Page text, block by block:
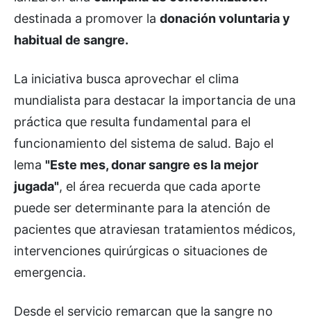
destinada a promover la donación voluntaria y
habitual de sangre.
La iniciativa busca aprovechar el clima
mundialista para destacar la importancia de una
práctica que resulta fundamental para el
funcionamiento del sistema de salud. Bajo el
lema "Este mes, donar sangre es la mejor
jugada", el área recuerda que cada aporte
puede ser determinante para la atención de
pacientes que atraviesan tratamientos médicos,
intervenciones quirúrgicas o situaciones de
emergencia.
Desde el servicio remarcan que la sangre no